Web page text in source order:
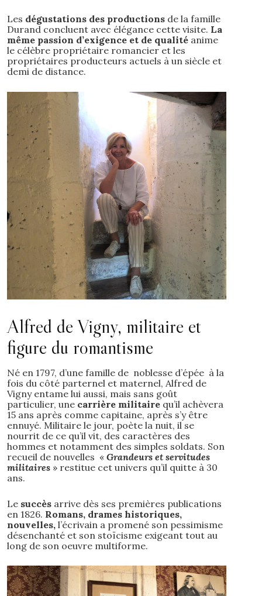
Les dégustations des productions de la famille
Durand concluent avec élégance cette visite. La
même passion d’exigence et de qualité anime
le célèbre propriétaire romancier et les
propriétaires producteurs actuels à un siècle et
demi de distance.
Alfred de Vigny, militaire et
figure du romantisme
Né en 1797, d’une famille de noblesse d’épée à la
fois du côté parternel et maternel, Alfred de
Vigny entame lui aussi, mais sans goût
particulier, une carrière militaire qu’il achèvera
15 ans après comme capitaine, après s’y être
ennuyé. Militaire le jour, poète la nuit, il se
nourrit de ce qu’il vit, des caractères des
hommes et notamment des simples soldats. Son
recueil de nouvelles «Grandeurs et servitudes
militaires » restitue cet univers qu’il quitte à 30
ans.
Le succès arrive dès ses premières publications
en 1826. Romans, drames historiques,
nouvelles, l’écrivain a promené son pessimisme
désenchanté et son stoïcisme exigeant tout au
long de son oeuvre multiforme.